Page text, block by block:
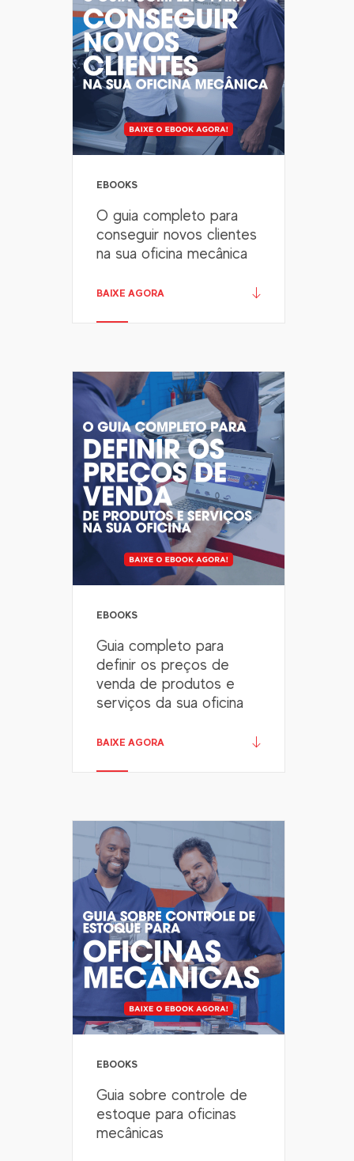
EBOOKS
O guia completo para
conseguir novos clientes
na sua oficina mecânica
BAIXE AGORA
EBOOKS
Guia completo para
definir os preços de
venda de produtos e
serviços da sua oficina
BAIXE AGORA
EBOOKS
Guia sobre controle de
estoque para oficinas
mecânicas